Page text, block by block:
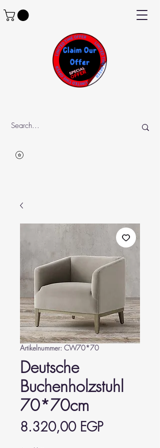
Artikelnummer: CW70*70
Deutsche
Buchenholzstuhl
70*70cm
8.320,00 EGPPreis